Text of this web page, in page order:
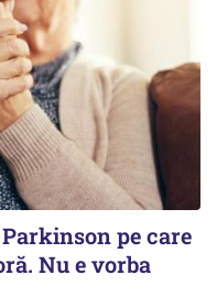
pe care
Nu e vorba